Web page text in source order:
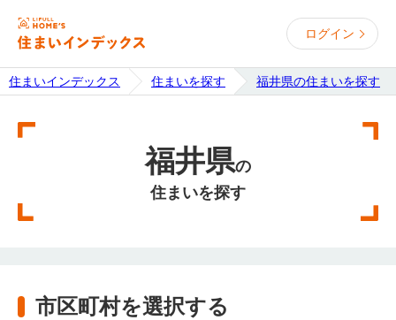
ログイン
住まいインデックス 住まいを探す 福井県の住まいを探す
福井県の
住まいを探す
市区町村を選択する